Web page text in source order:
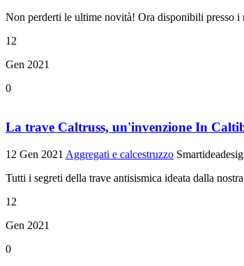
Non perderti le ultime novità! Ora disponibili presso i
12
Gen 2021
0
La trave Caltruss, un'invenzione In
12 Gen 2021 Aggregati e calcestruzzo
Tutti i segreti della trave antisismica ideata dalla
12
Gen 2021
0